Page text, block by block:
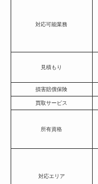
対応可能業務
見積もり
損害賠償保険
買取サービス
所有資格
対応エリア